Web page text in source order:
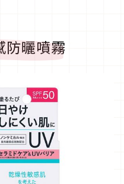
防曬噴霧